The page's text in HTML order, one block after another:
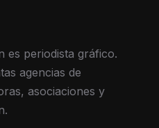
es periodista gráfico.
agencias de
asociaciones y